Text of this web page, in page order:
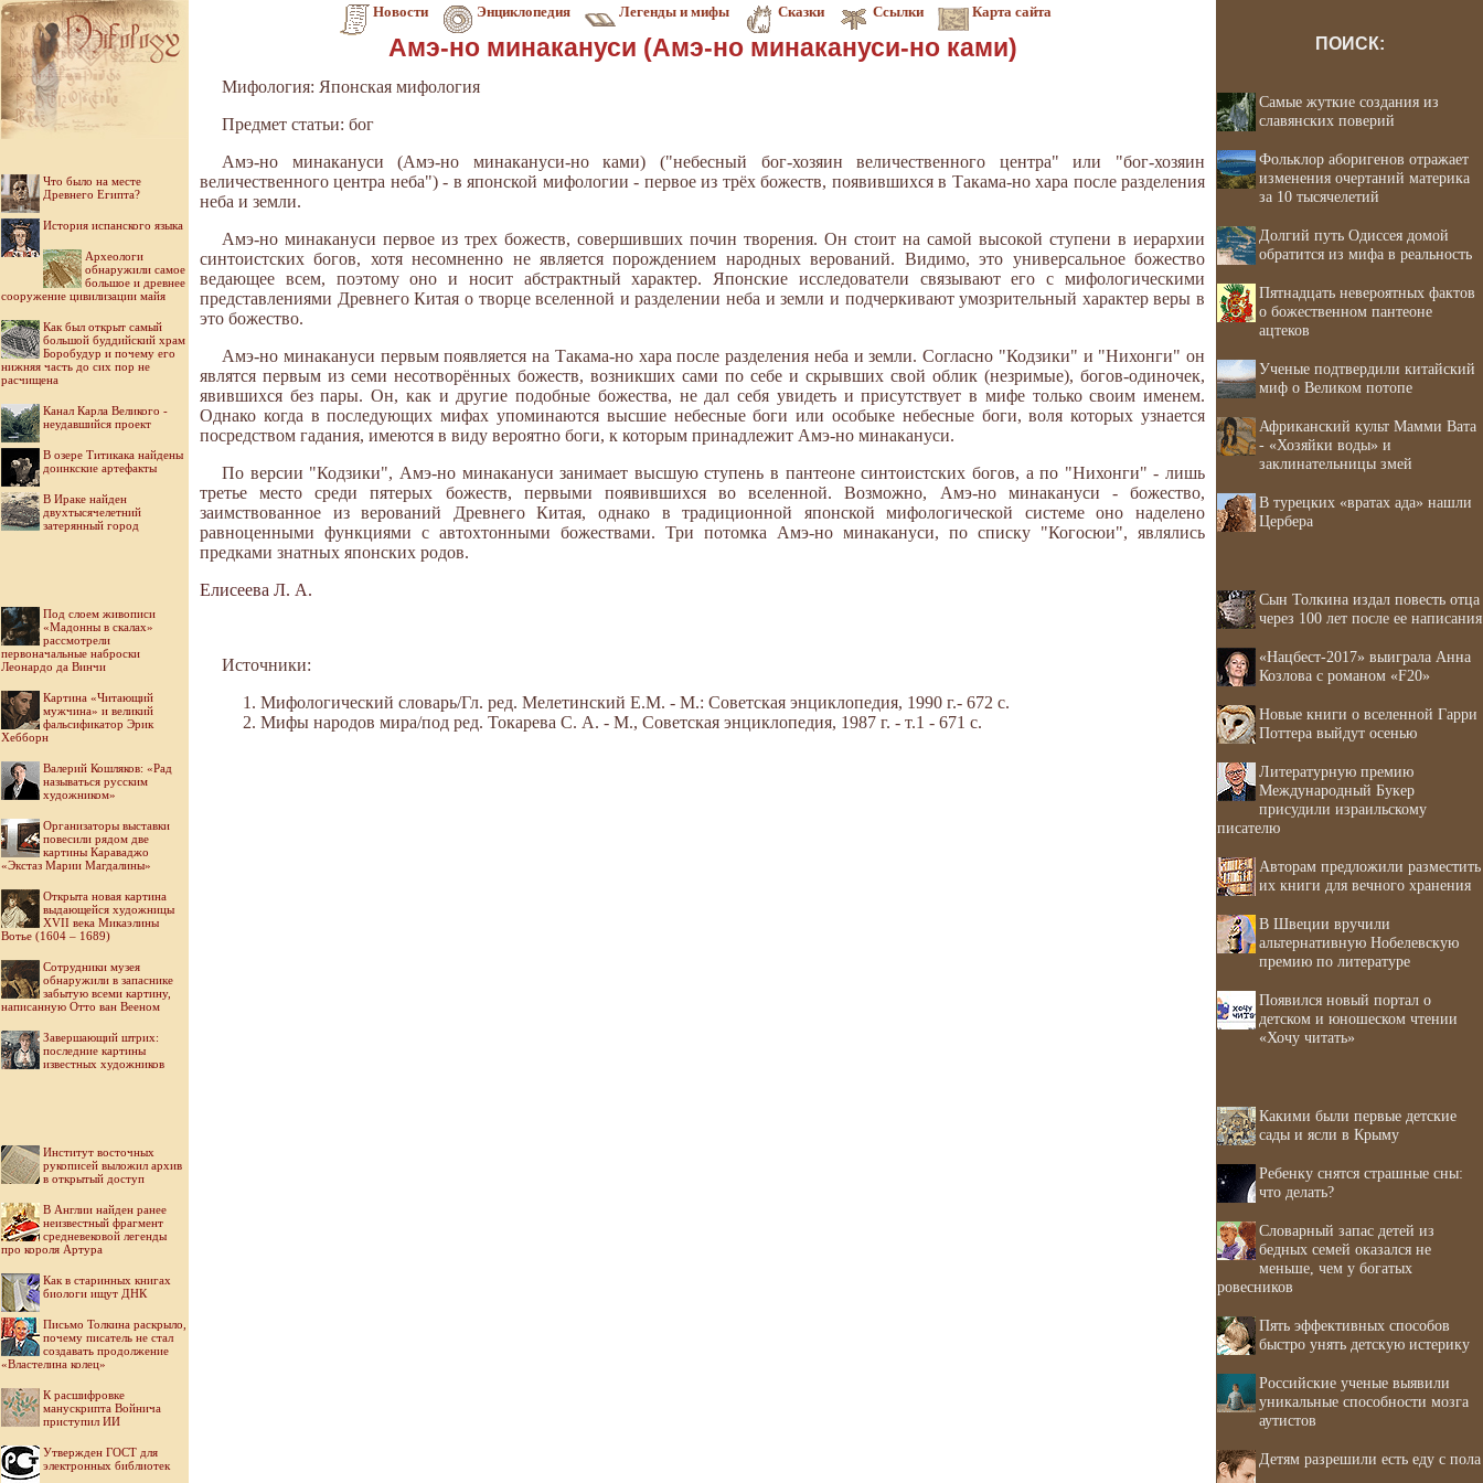
Новости Энциклопедия Легенды и мифы Сказки Ссылки Карта сайта
Что было на месте
Древнего Египта?
История испанского языка
Археологи
обнаружили самое
большое и древнее
сооружение цивилизации майя
Как был открыт самый
большой буддийский храм
Боробудур и почему его
нижняя часть до сих пор не
расчищена
Канал Карла Великого -
неудавшийся проект
В озере Титикака найдены
доинкские артефакты
В Ираке найден
двухтысячелетний
затерянный город
Под слоем живописи
«Мадонны в скалах»
рассмотрели
первоначальные наброски
Леонардо да Винчи
Картина «Читающий
мужчина» и великий
фальсификатор Эрик
Хебборн
Валерий Кошляков: «Рад
называться русским
художником»
Организаторы выставки
повесили рядом две
картины Караваджо
«Экстаз Марии Магдалины»
Открыта новая картина
выдающейся художницы
XVII века Микаэлины
Вотье (1604 – 1689)
Cотрудники музея
обнаружили в запаснике
забытую всеми картину,
написанную Отто ван Вееном
Завершающий штрих:
последние картины
известных художников
Институт восточных
рукописей выложил архив
в открытый доступ
В Англии найден ранее
неизвестный фрагмент
средневековой легенды
про короля Артура
Как в старинных книгах
биологи ищут ДНК
Письмо Толкина раскрыло,
почему писатель не стал
создавать продолжение
«Властелина колец»
К расшифровке
манускрипта Войнича
приступил ИИ
Утвержден ГОСТ для
электронных библиотек
Амэ-но минакануси (Амэ-но минакануси-но ками)
Мифология: Японская мифология
Предмет статьи: бог
Амэ-но минакануси (Амэ-но минакануси-но ками) ("небесный бог-хозяин величественного центра" или "бог-хозяин
величественного центра неба") - в японской мифологии - первое из трёх божеств, появившихся в Такама-но хара после разделения
неба и земли.
Амэ-но минакануси первое из трех божеств, совершивших почин творения. Он стоит на самой высокой ступени в иерархии
синтоистских богов, хотя несомненно не является порождением народных верований. Видимо, это универсальное божество
ведающее всем, поэтому оно и носит абстрактный характер. Японские исследователи связывают его с мифологическими
представлениями Древнего Китая о творце вселенной и разделении неба и земли и подчеркивают умозрительный характер веры в
это божество.
Амэ-но минакануси первым появляется на Такама-но хара после разделения неба и земли. Согласно "Кодзики" и "Нихонги" он
являтся первым из семи несотворённых божеств, возникших сами по себе и скрывших свой облик (незримые), богов-одиночек,
явившихся без пары. Он, как и другие подобные божества, не дал себя увидеть и присутствует в мифе только своим именем.
Однако когда в последующих мифах упоминаются высшие небесные боги или особыке небесные боги, воля которых узнается
посредством гадания, имеются в виду вероятно боги, к которым принадлежит Амэ-но минакануси.
По версии "Кодзики", Амэ-но минакануси занимает высшую ступень в пантеоне синтоистских богов, а по "Нихонги" - лишь
третье место среди пятерых божеств, первыми появившихся во вселенной. Возможно, Амэ-но минакануси - божество,
заимствованное из верований Древнего Китая, однако в традиционной японской мифологической системе оно наделено
равноценными функциями с автохтонными божествами. Три потомка Амэ-но минакануси, по списку "Когосюи", являлись
предками знатных японских родов.
Елисеева Л. А.
Источники:
Мифологический словарь/Гл. ред. Мелетинский Е.М. - М.: Советская энциклопедия, 1990 г.- 672 с.
Мифы народов мира/под ред. Токарева С. А. - М., Советская энциклопедия, 1987 г. - т.1 - 671 с.
ПОИСК:
Самые жуткие создания из
славянских поверий
Фольклор аборигенов отражает
изменения очертаний материка
за 10 тысячелетий
Долгий путь Одиссея домой
обратится из мифа в реальность
Пятнадцать невероятных фактов
о божественном пантеоне
ацтеков
Ученые подтвердили китайский
миф о Великом потопе
Африканский культ Мамми Вата
- «Хозяйки воды» и
заклинательницы змей
В турецких «вратах ада» нашли
Цербера
Сын Толкина издал повесть отца
через 100 лет после ее написания
«Нацбест-2017» выиграла Анна
Козлова с романом «F20»
Новые книги о вселенной Гарри
Поттера выйдут осенью
Литературную премию
Международный Букер
присудили израильскому
писателю
Авторам предложили разместить
их книги для вечного хранения
В Швеции вручили
альтернативную Нобелевскую
премию по литературе
Появился новый портал о
детском и юношеском чтении
«Хочу читать»
Какими были первые детские
сады и ясли в Крыму
Ребенку снятся страшные сны:
что делать?
Словарный запас детей из
бедных семей оказался не
меньше, чем у богатых
ровесников
Пять эффективных способов
быстро унять детскую истерику
Российские ученые выявили
уникальные способности мозга
аутистов
Детям разрешили есть еду с пола